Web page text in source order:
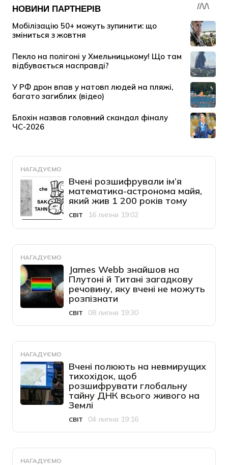
НАГАДУЄМО
Вчені розшифрували ім’я
математика-астронома майя,
який жив 1 200 років тому
Категорія
СВІТ
Дата публікації
16 липня 19:02
НАГАДУЄМО
James Webb знайшов на
Плутоні й Титані загадкову
речовину, яку вчені не можуть
розпізнати
Категорія
СВІТ
Дата публікації
08 липня 19:30
НАГАДУЄМО
Вчені полюють на невмирущих
тихохідок, щоб
розшифрувати глобальну
тайну ДНК всього живого на
Землі
Категорія
СВІТ
Дата публікації
04 липня 19:16
НАГАДУЄМО